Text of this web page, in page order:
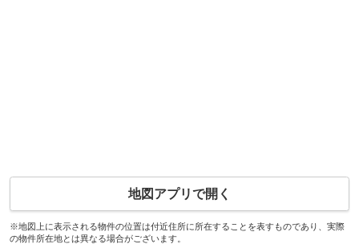
地図アプリで開く
※地図上に表示される物件の位置は付近住所に所在することを表すものであり、実際
の物件所在地とは異なる場合がございます。